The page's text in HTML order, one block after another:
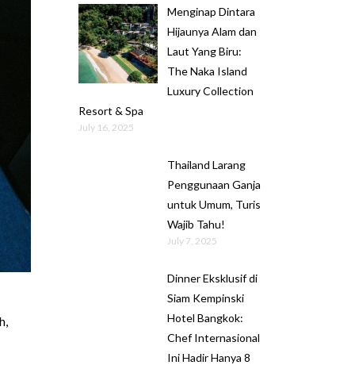
Menginap Dintara
Hijaunya Alam dan
Laut Yang Biru:
The Naka Island
Luxury Collection
Resort & Spa
July 16, 2025
Thailand Larang
Penggunaan Ganja
untuk Umum, Turis
Wajib Tahu!
July 7, 2025
Dinner Eksklusif di
Siam Kempinski
Hotel Bangkok:
Chef Internasional
Ini Hadir Hanya 8